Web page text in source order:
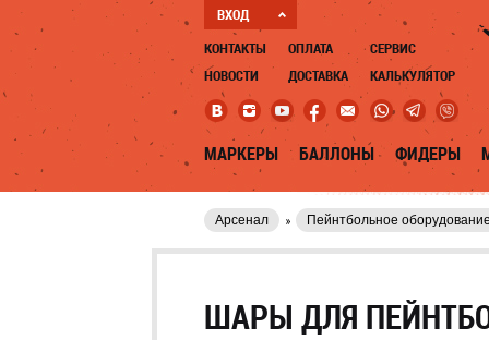
ВХОД
КОНТАКТЫ
НОВОСТИ
ОПЛАТА
ДОСТАВКА
СЕРВИС
КАЛЬКУЛЯТОР
МАРКЕРЫ БАЛЛОНЫ ФИДЕРЫ
Арсенал Пейнтбольное
ШАРЫ ДЛЯ